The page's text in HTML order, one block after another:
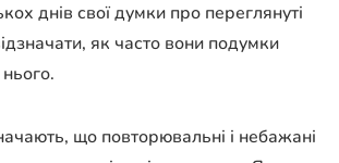
днів свої думки про переглянуті
як часто вони подумки
що повторювальні і небажані